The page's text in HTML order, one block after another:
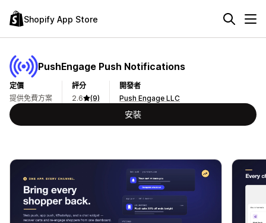
Shopify App Store
PushEngage Push Notifications
定價
提供免費方案
評分
2.6
(9)
開發者
Push Engage LLC
安裝